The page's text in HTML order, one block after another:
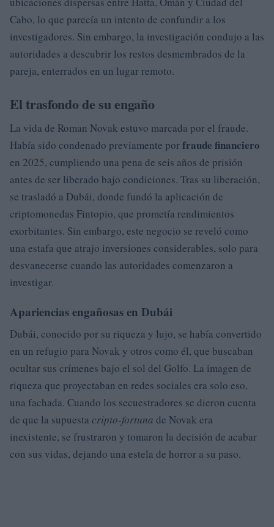
Cabo, lo que parecía un intento de confundir a los
investigadores. Sin embargo, la investigación condujo a las
autoridades a descubrir los restos desmembrados de la
pareja, enterrados en un lugar remoto.
El trasfondo de su engaño
La vida de Roman Novak estuvo marcada por el fraude.
Había sido condenado previamente porfraude financiero
en 2025, cumpliendo una pena de seis años de prisión
antes de ser liberado bajo condiciones. Tras su liberación,
se trasladó a Dubái, donde fundó la aplicación de
criptomonedas Fintopio, que prometía rendimientos
exorbitantes. Sin embargo, este negocio se reveló como
una estafa que atrajo inversiones considerables, solo para
desvanecerse cuando las autoridades comenzaron a
investigar.
Apariencias engañosas en Dubái
Dubái, conocido por su riqueza y lujo, se había convertido
en un refugio para Novak y otros como él, que buscaban
ocultar sus crímenes bajo el sol del Golfo. La imagen de
riqueza que proyectaban en redes sociales era solo eso,
una fachada. Cuando los secuestradores se dieron cuenta
de que la supuesta cripto-fortuna de Novak era
inexistente, se frustraron y tomaron la decisión de acabar
con sus vidas, dejando una estela de horror a su paso.